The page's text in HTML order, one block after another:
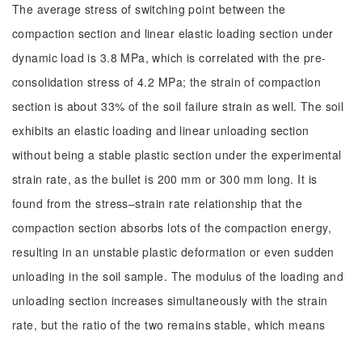
The average stress of switching point between the
compaction section and linear elastic loading section under
dynamic load is 3.8 MPa, which is correlated with the pre-
consolidation stress of 4.2 MPa; the strain of compaction
section is about 33% of the soil failure strain as well. The soil
exhibits an elastic loading and linear unloading section
without being a stable plastic section under the experimental
strain rate, as the bullet is 200 mm or 300 mm long. It is
found from the stress–strain rate relationship that the
compaction section absorbs lots of the compaction energy,
resulting in an unstable plastic deformation or even sudden
unloading in the soil sample. The modulus of the loading and
unloading section increases simultaneously with the strain
rate, but the ratio of the two remains stable, which means